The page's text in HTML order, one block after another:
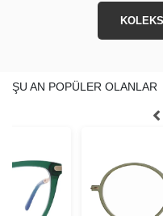
ŞU AN POPÜLER OLANLAR